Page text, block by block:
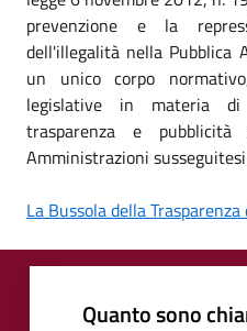
prevenzione e la
dell'illegalità nella Pubblica
un unico corpo
legislative in materia di
trasparenza e
Amministrazioni
La Bussola della
Quanto sono